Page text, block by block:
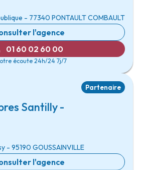
- 77340 PONTAULT COMBAULT
l'agence
01 60 02 60 00
écoute 24h/24 7j/7
Partenaire
Santilly -
- 95190 GOUSSAINVILLE
l'agence